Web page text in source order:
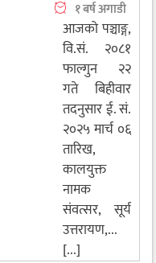
१ बर्ष अगाडी
आजको पञ्चाङ्ग,
वि.सं. २०८१
फाल्गुन २२
गते बिहीवार
तदनुसार ई. सं.
२०२५ मार्च ०६
तारिख,
कालयुक्त
नामक
संवत्सर, सूर्य
उत्तरायण,...
[...]